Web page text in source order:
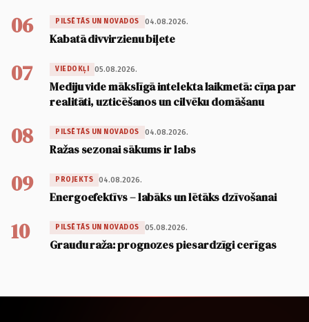
06 PILSĒTĀS UN NOVADOS 04.08.2026.
Kabatā divvirzienu biļete
07 VIEDOKĻI 05.08.2026.
Mediju vide mākslīgā intelekta laikmetā: cīņa par
realitāti, uzticēšanos un cilvēku domāšanu
08 PILSĒTĀS UN NOVADOS 04.08.2026.
Ražas sezonai sākums ir labs
09 PROJEKTS 04.08.2026.
Energoefektīvs – labāks un lētāks dzīvošanai
10 PILSĒTĀS UN NOVADOS 05.08.2026.
Graudu raža: prognozes piesardzīgi cerīgas